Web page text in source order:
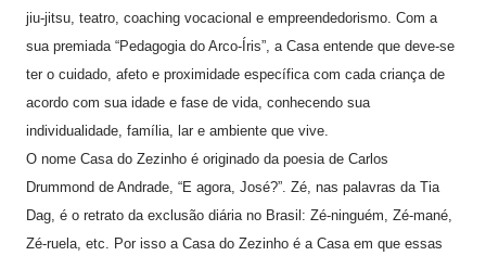
jiu-jitsu, teatro, coaching vocacional e empreendedorismo. Com a
sua premiada “Pedagogia do Arco-Íris”, a Casa entende que deve-se
ter o cuidado, afeto e proximidade específica com cada criança de
acordo com sua idade e fase de vida, conhecendo sua
individualidade, família, lar e ambiente que vive.
O nome Casa do Zezinho é originado da poesia de Carlos
Drummond de Andrade, “E agora, José?”. Zé, nas palavras da Tia
Dag, é o retrato da exclusão diária no Brasil: Zé-ninguém, Zé-mané,
Zé-ruela, etc. Por isso a Casa do Zezinho é a Casa em que essas